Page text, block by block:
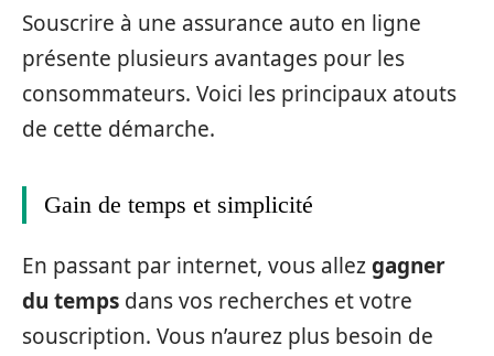
Souscrire à une assurance auto en ligne
présente plusieurs avantages pour les
consommateurs. Voici les principaux atouts
de cette démarche.
Gain de temps et simplicité
En passant par internet, vous allezgagner
du temps dans vos recherches et votre
souscription. Vous n’aurez plus besoin de